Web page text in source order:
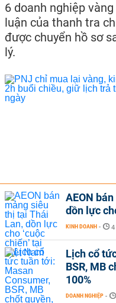
6 doanh nghiệp
luận của thanh tra
được chuyển hồ sơ
lý.
AEON
dồn lực
KINH DOANH -
Lịch cổ
BSR, MB
100%
DOANH NGHIỆP -